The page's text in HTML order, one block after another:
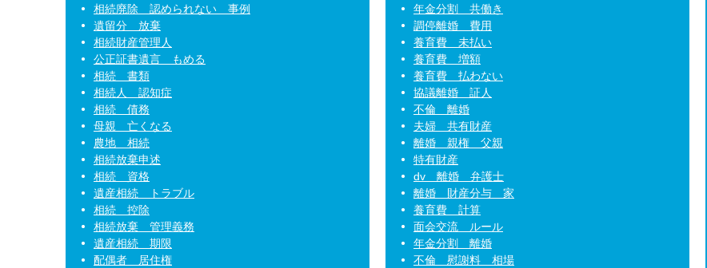
相続廃除 認められない 事例
遺留分 放棄
相続財産管理人
公正証書遺言 もめる
相続 書類
相続人 認知症
相続 債務
母親 亡くなる
農地 相続
相続放棄申述
相続 資格
遺産相続 トラブル
相続 控除
相続放棄 管理義務
遺産相続 期限
配偶者 居住権
年金分割 共働き
調停離婚 費用
養育費 未払い
養育費 増額
養育費 払わない
協議離婚 証人
不倫 離婚
夫婦 共有財産
離婚 親権 父親
特有財産
dv 離婚 弁護士
離婚 財産分与 家
養育費 計算
面会交流 ルール
年金分割 離婚
不倫 慰謝料 相場